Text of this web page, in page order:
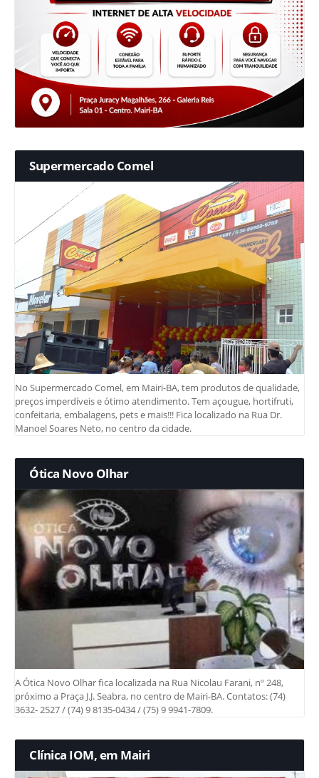
Supermercado Comel
No Supermercado Comel, em Mairi-BA, tem produtos de qualidade,
preços imperdíveis e ótimo atendimento. Tem açougue, hortifruti,
confeitaria, embalagens, pets e mais!!! Fica localizado na Rua Dr.
Manoel Soares Neto, no centro da cidade.
Ótica Novo Olhar
A Ótica Novo Olhar fica localizada na Rua Nicolau Farani, nº 248,
próximo a Praça J.J. Seabra, no centro de Mairi-BA. Contatos: (74)
3632- 2527 / (74) 9 8135-0434 / (75) 9 9941-7809.
Clínica IOM, em Mairi